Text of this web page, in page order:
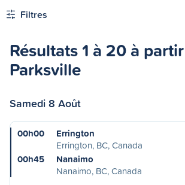
Filtres
Résultats 1 à 20 à
Parksville
Samedi 8 Août
00h00
Errington
Errington, BC, Canada
00h45
Nanaimo
Nanaimo, BC, Canada